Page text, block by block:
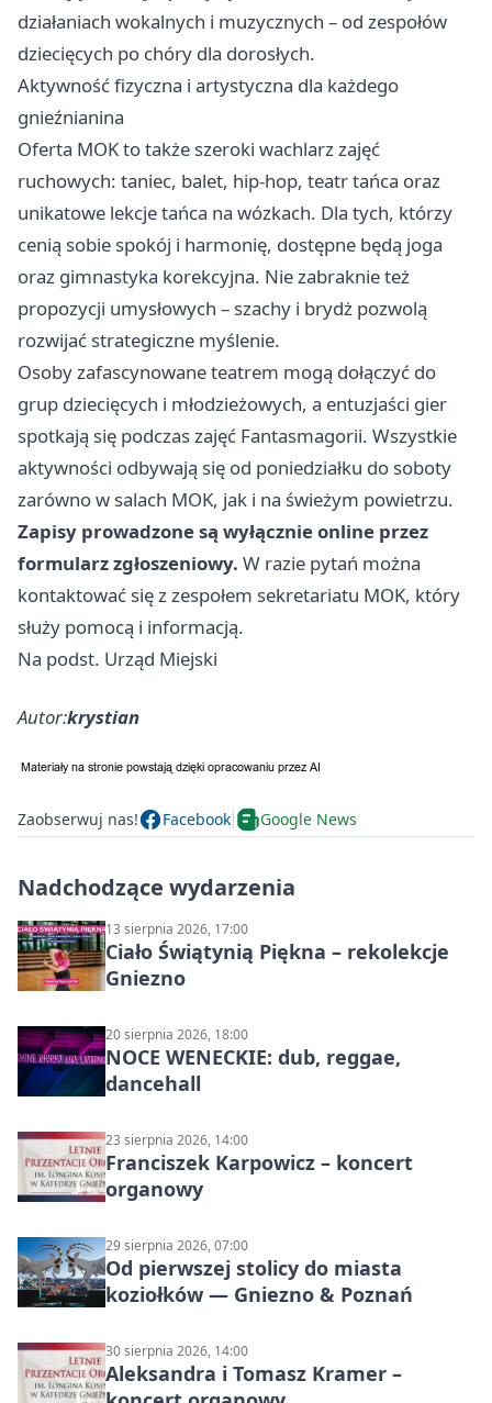
działaniach wokalnych i muzycznych – od zespołów
dziecięcych po chóry dla dorosłych.
Aktywność fizyczna i artystyczna dla każdego
gnieźnianina
Oferta MOK to także szeroki wachlarz zajęć
ruchowych: taniec, balet, hip-hop, teatr tańca oraz
unikatowe lekcje tańca na wózkach. Dla tych, którzy
cenią sobie spokój i harmonię, dostępne będą joga
oraz gimnastyka korekcyjna. Nie zabraknie też
propozycji umysłowych – szachy i brydż pozwolą
rozwijać strategiczne myślenie.
Osoby zafascynowane teatrem mogą dołączyć do
grup dziecięcych i młodzieżowych, a entuzjaści gier
spotkają się podczas zajęć Fantasmagorii. Wszystkie
aktywności odbywają się od poniedziałku do soboty
zarówno w salach MOK, jak i na świeżym powietrzu.
Zapisy prowadzone są wyłącznie online przez
formularz zgłoszeniowy. W razie pytań można
kontaktować się z zespołem sekretariatu MOK, który
służy pomocą i informacją.
Na podst. Urząd Miejski
Autor:krystian
Zaobserwuj nas! Facebook Google News
Nadchodzące wydarzenia
13 sierpnia 2026, 17:00
Ciało Świątynią Piękna – rekolekcje
Gniezno
20 sierpnia 2026, 18:00
NOCE WENECKIE: dub, reggae,
dancehall
23 sierpnia 2026, 14:00
Franciszek Karpowicz – koncert
organowy
29 sierpnia 2026, 07:00
Od pierwszej stolicy do miasta
koziołków — Gniezno & Poznań
30 sierpnia 2026, 14:00
Aleksandra i Tomasz Kramer –